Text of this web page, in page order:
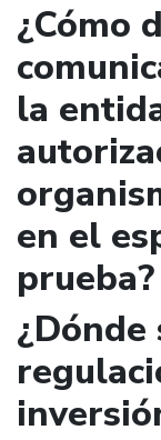
¿Cómo
la
en el
prueba?
¿Dónde